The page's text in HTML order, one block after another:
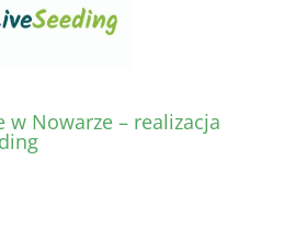
w Nowarze – realizacja